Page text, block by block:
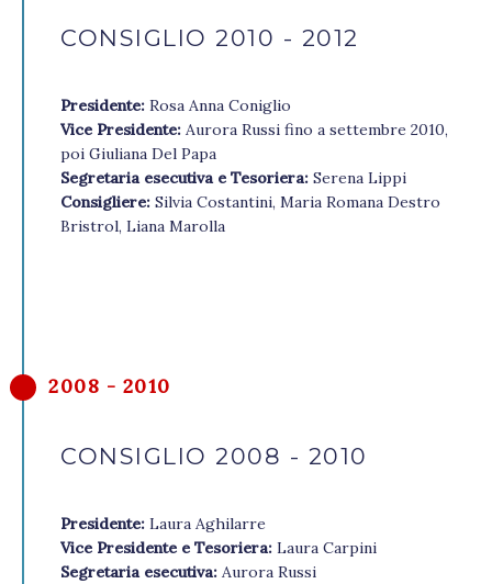
CONSIGLIO 2010 - 2012
Presidente: Rosa Anna Coniglio
Vice Presidente: Aurora Russi fino a settembre 2010,
poi Giuliana Del Papa
Segretaria esecutiva e Tesoriera: Serena Lippi
Consigliere: Silvia Costantini, Maria Romana Destro
Bristrol, Liana Marolla
2008 - 2010
CONSIGLIO 2008 - 2010
Presidente: Laura Aghilarre
Vice Presidente e Tesoriera: Laura Carpini
Segretaria esecutiva: Aurora Russi